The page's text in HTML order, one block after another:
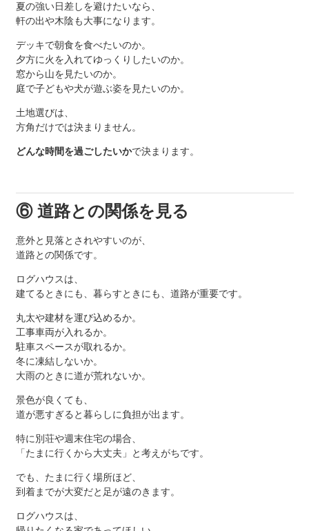
夏の強い日差しを避けたいなら、
軒の出や木陰も大事になります。
デッキで朝食を食べたいのか。
夕方に火を入れてゆっくりしたいのか。
窓から山を見たいのか。
庭で子どもや犬が遊ぶ姿を見たいのか。
土地選びは、
方角だけでは決まりません。
どんな時間を過ごしたいかで決まります。
⑥ 道路との関係を見る
意外と見落とされやすいのが、
道路との関係です。
ログハウスは、
建てるときにも、暮らすときにも、道路が重要です。
丸太や建材を運び込めるか。
工事車両が入れるか。
駐車スペースが取れるか。
冬に凍結しないか。
大雨のときに道が荒れないか。
景色が良くても、
道が悪すぎると暮らしに負担が出ます。
特に別荘や週末住宅の場合、
「たまに行くから大丈夫」と考えがちです。
でも、たまに行く場所ほど、
到着までが大変だと足が遠のきます。
ログハウスは、